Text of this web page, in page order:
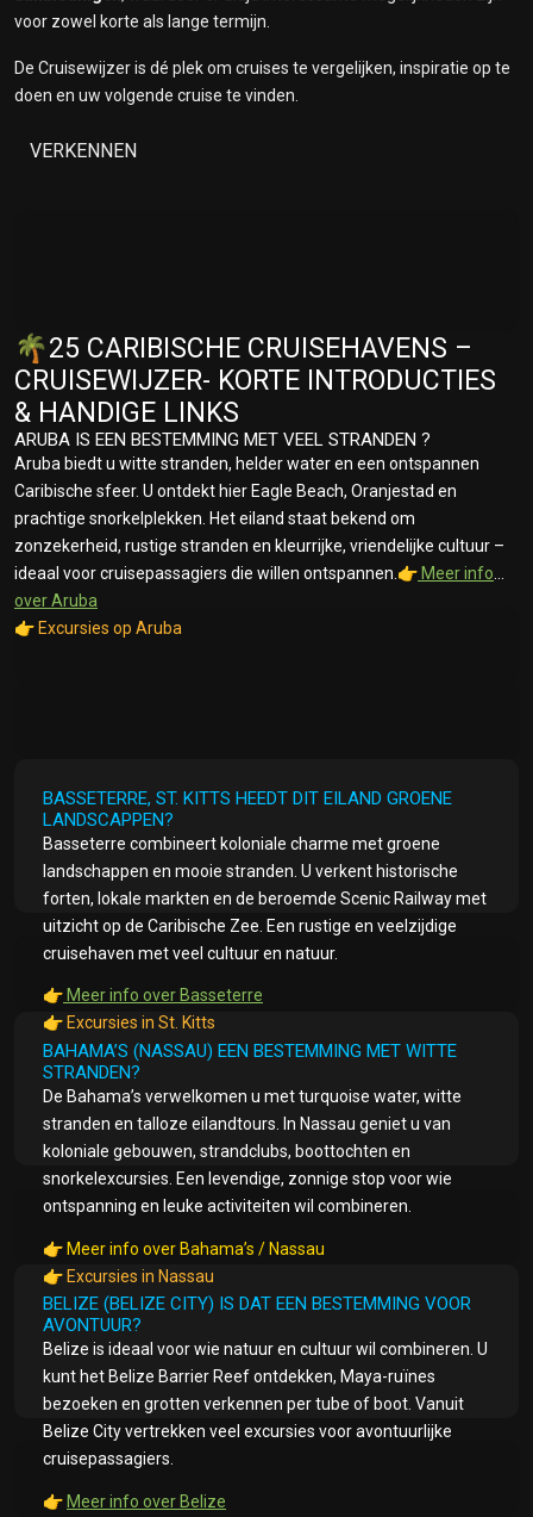
voor zowel korte als lange termijn.
De Cruisewijzer is dé plek om cruises te vergelijken, inspiratie op te
doen en uw volgende cruise te vinden.
VERKENNEN
🌴25 CARIBISCHE CRUISEHAVENS –
CRUISEWIJZER- KORTE INTRODUCTIES
& HANDIGE LINKS
ARUBA IS EEN BESTEMMING MET VEEL STRANDEN ?
Aruba biedt u witte stranden, helder water en een ontspannen
Caribische sfeer. U ontdekt hier Eagle Beach, Oranjestad en
prachtige snorkelplekken. Het eiland staat bekend om
zonzekerheid, rustige stranden en kleurrijke, vriendelijke cultuur –
ideaal voor cruisepassagiers die willen ontspannen.👉Meer info
over Aruba
👉Excursies op Aruba
BASSETERRE, ST. KITTS HEEDT DIT EILAND GROENE
LANDSCAPPEN?
Basseterre combineert koloniale charme met groene
landschappen en mooie stranden. U verkent historische
forten, lokale markten en de beroemde Scenic Railway met
uitzicht op de Caribische Zee. Een rustige en veelzijdige
cruisehaven met veel cultuur en natuur.
👉 Meer info over Basseterre
👉 Excursies in St. Kitts
BAHAMA’S (NASSAU) EEN BESTEMMING MET WITTE
STRANDEN?
De Bahama’s verwelkomen u met turquoise water, witte
stranden en talloze eilandtours. In Nassau geniet u van
koloniale gebouwen, strandclubs, boottochten en
snorkelexcursies. Een levendige, zonnige stop voor wie
ontspanning en leuke activiteiten wil combineren.
👉Meer info over Bahama’s / Nassau
👉Excursies in Nassau
BELIZE (BELIZE CITY) IS DAT EEN BESTEMMING VOOR
AVONTUUR?
Belize is ideaal voor wie natuur en cultuur wil combineren. U
kunt het Belize Barrier Reef ontdekken, Maya-ruïnes
bezoeken en grotten verkennen per tube of boot. Vanuit
Belize City vertrekken veel excursies voor avontuurlijke
cruisepassagiers.
👉 Meer info over Belize